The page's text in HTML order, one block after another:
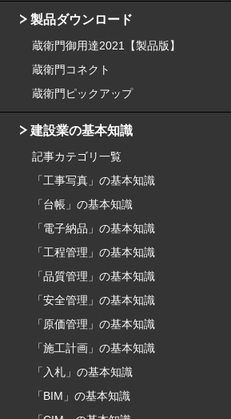
製品ダウンロード
蔵衛門御用達2021【製品版】
蔵衛門コネクト
蔵衛門ピックアップ
建設業の基本知識
記事カテゴリ一覧
「工事写真」の基本知識
「台帳」の基本知識
「電子納品」の基本知識
「工程管理」の基本知識
「品質管理」の基本知識
「安全管理」の基本知識
「原価管理」の基本知識
「施工計画」の基本知識
「入札」の基本知識
「BIM」の基本知識